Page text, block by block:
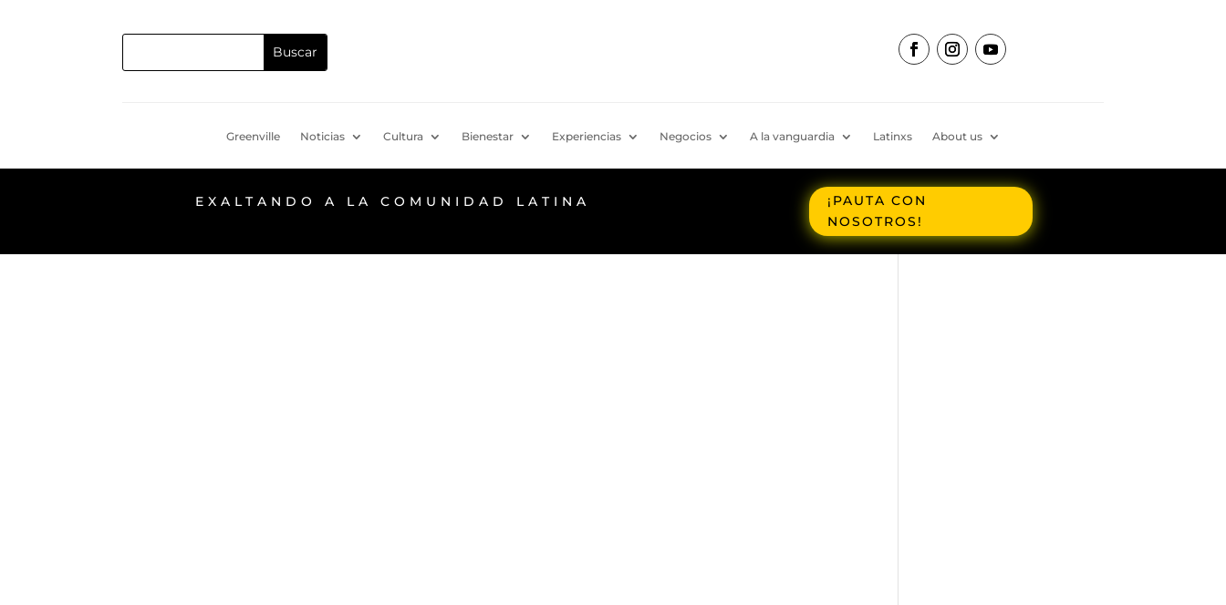
Greenville Noticias Cultura Bienestar Experiencias Negocios A la vanguardia Latinxs About us
EXALTANDO A LA COMUNIDAD LATINA
¡PAUTA CON
NOSOTROS!